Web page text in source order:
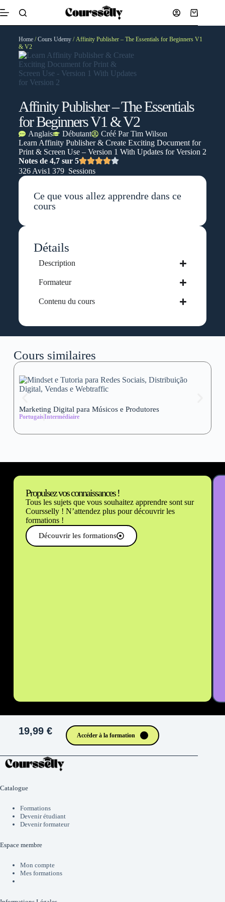
Home/Cours Udemy/ Affinity Publisher – The Essentials for Beginners V1
& V2
Affinity Publisher – The Essentials
for Beginners V1 & V2
Anglais Débutant Créé ParTim Wilson
Learn Affinity Publisher & Create Exciting Document for
Print & Screen Use – Version 1 With Updates for Version 2
Notes de 4,7 sur 5
326 Avis1 379 Sessions
Ce que vous allez apprendre dans ce
cours
Détails
Description
Formateur
Contenu du cours
Cours similaires
Marketing Digital para Músicos e Produtores
PortugaisIntermédiaire
Propulsez vos connaissances !
Tous les sujets que vous souhaitez apprendre sont sur
Coursselly ! N’attendez plus pour découvrir les
formations !
Découvrir les formations
19,99 € Accéder à la formation
Catalogue
Formations
Devenir étudiant
Devenir formateur
Espace membre
Mon compte
Mes formations